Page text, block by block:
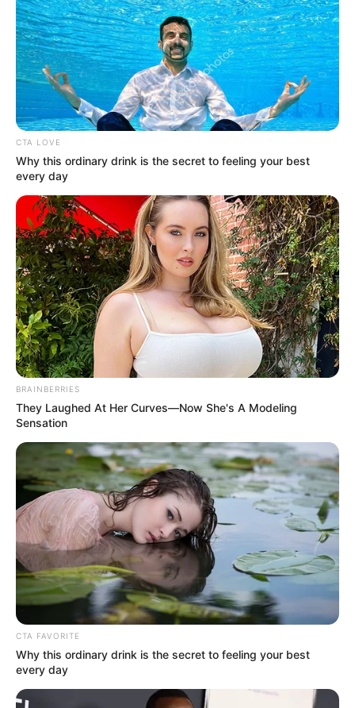
CTA LOVE
Why this ordinary drink is the secret to feeling your best
every day
BRAINBERRIES
They Laughed At Her Curves—Now She's A Modeling
Sensation
CTA FAVORITE
Why this ordinary drink is the secret to feeling your best
every day